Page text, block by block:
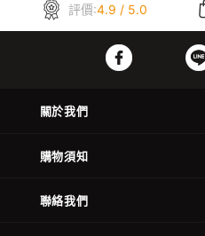
評價:4.9 / 5.0
關於我們
購物須知
聯絡我們